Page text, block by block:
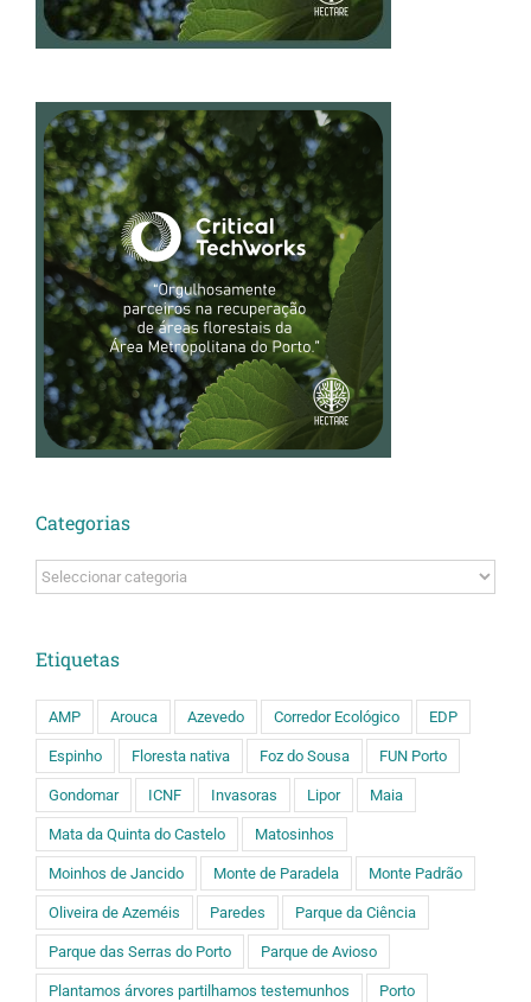
Categorias
Categorias
Etiquetas
AMP Arouca Azevedo Corredor Ecológico EDP
Espinho Floresta nativa Foz do Sousa FUN Porto
Gondomar ICNF Invasoras Lipor Maia
Mata da Quinta do Castelo Matosinhos
Moinhos de Jancido Monte de Paradela Monte Padrão
Oliveira de Azeméis Paredes Parque da Ciência
Parque das Serras do Porto Parque de Avioso
Plantamos árvores partilhamos testemunhos Porto